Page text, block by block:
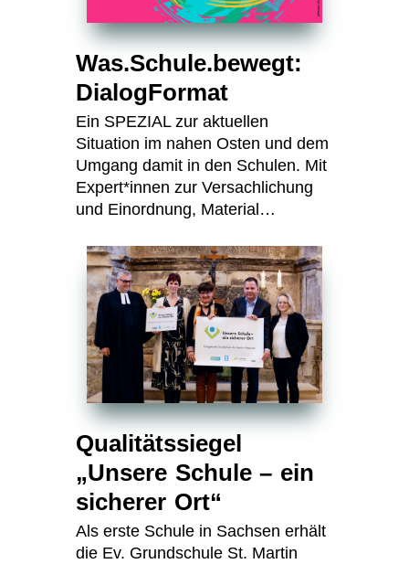
Was.Schule.bewegt:
DialogFormat
Ein SPEZIAL zur aktuellen
Situation im nahen Osten und dem
Umgang damit in den Schulen. Mit
Expert*innen zur Versachlichung
und Einordnung, Material…
Qualitätssiegel
„Unsere Schule – ein
sicherer Ort“
Als erste Schule in Sachsen erhält
die Ev. Grundschule St. Martin